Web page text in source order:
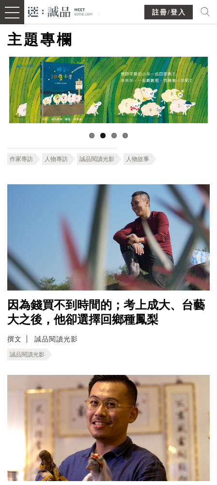
註冊/登入
主題專欄
作家專訪 人物專訪 誠品閱讀光影 人物故事
因為錢買不到時間的；考上成大、台藝
大之後，他卻選擇回鄉種鳳梨
撰文 誠品閱讀光影
誠品閱讀光影